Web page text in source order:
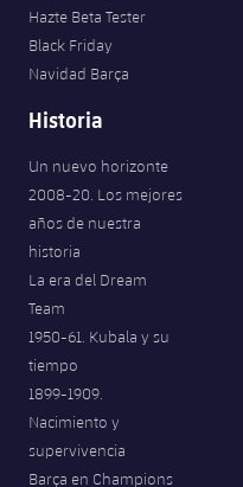
Hazte Beta Tester
Black Friday
Navidad Barça
Historia
Un nuevo horizonte
2008-20. Los mejores
años de nuestra
historia
La era del Dream
Team
1950-61. Kubala y su
tiempo
1899-1909.
Nacimiento y
supervivencia
Barça en Champions